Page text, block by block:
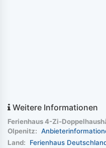
Weitere Informationen
Ferienhaus 4-Zi-
Olpenitz:
Land:
Ferienhaus